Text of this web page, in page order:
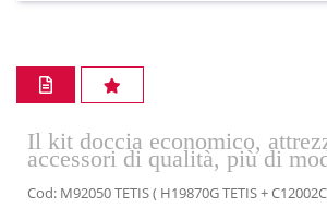
Il kit doccia economico,
accessori di qualità, più di
Cod: M92050 TETIS ( H19870G TETIS +